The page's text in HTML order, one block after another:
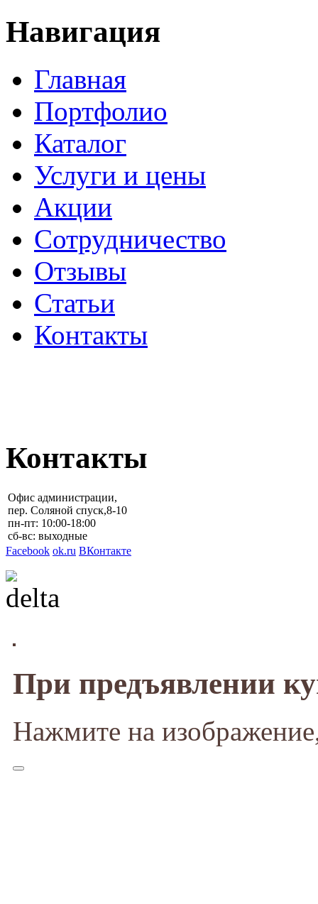
Навигация
Главная
Портфолио
Каталог
Услуги и цены
Акции
Сотрудничество
Отзывы
Статьи
Контакты
Контакты
Офис администрации,
пер. Соляной спуск,8-10
пн-пт: 10:00-18:00
сб-вс: выходные
Facebook ok.ru ВКонтакте
При предъявлении
Нажмите на